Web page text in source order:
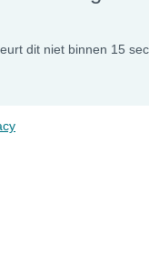
dit niet binnen 15